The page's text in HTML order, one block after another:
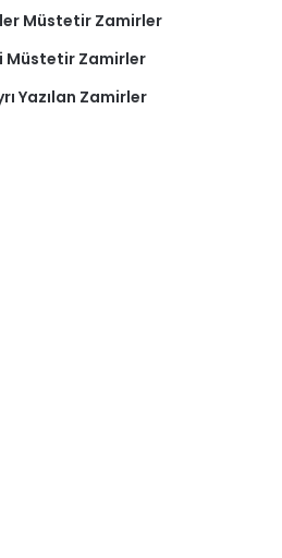
Müstetir Zamirler
Müstetir Zamirler
Yazılan Zamirler